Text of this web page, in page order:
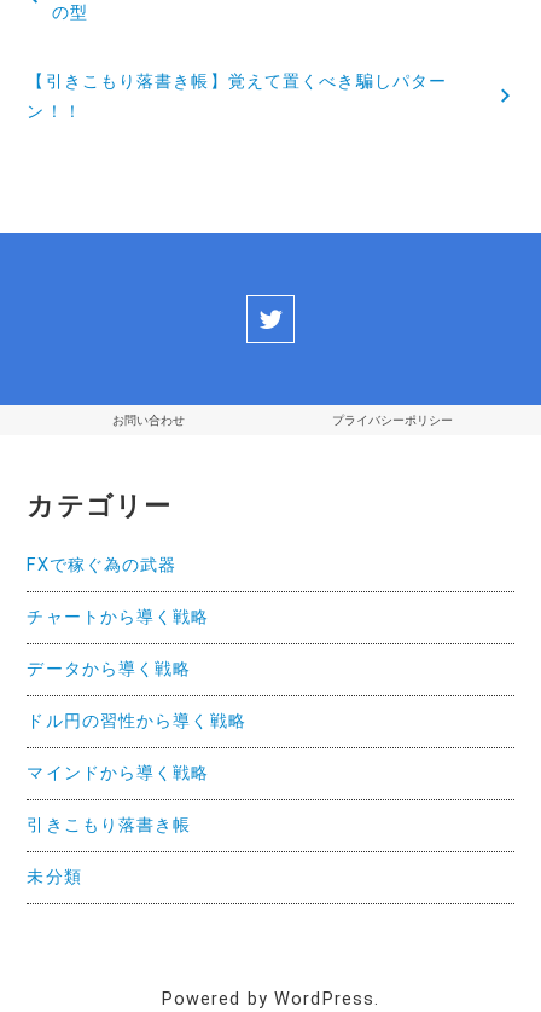
稿
ビ
シ
の型
【引きこもり落書き帳】覚えて置くべき騙しパター
ン！！
お問い合わせ プライバシーポリシー
カテゴリー
FXで稼ぐ為の武器
チャートから導く戦略
データから導く戦略
ドル円の習性から導く戦略
マインドから導く戦略
引きこもり落書き帳
未分類
Powered by WordPress.